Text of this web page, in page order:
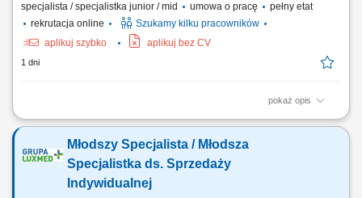
specjalista / specjalistka junior / mid umowa o pracę
pełny etat
rekrutacja online
Szukamy kilku pracowników
aplikuj szybko
aplikuj bez CV
1 dni
pokaż opis
Location: Gdańsk or Warsaw, Poland Contract type: Fixed-term contract
responsibilities Provide premium customer care. Support customers with
product-related questions, orders, account inquiries, and general
assistance. Guide...
Młodszy Specjalista / Młodsza
Specjalistka ds. Sprzedaży
Indywidualnej